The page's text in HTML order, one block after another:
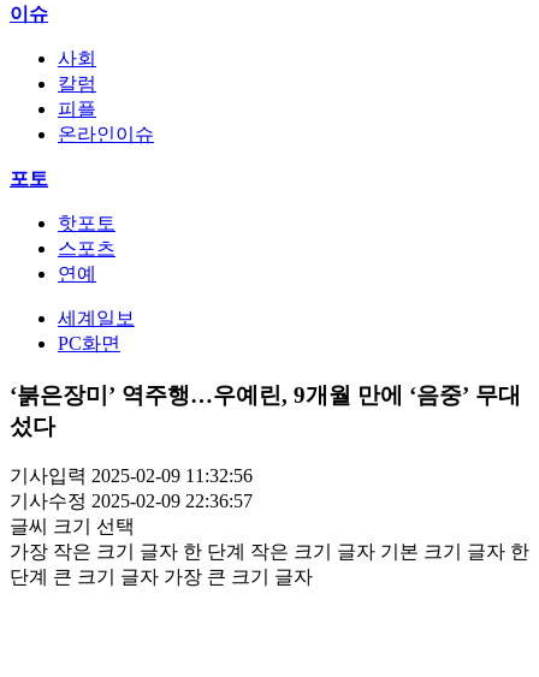
이슈
사회
칼럼
피플
온라인이슈
포토
핫포토
스포츠
연예
세계일보
PC화면
‘붉은장미’ 역주행…우예린, 9개월 만에 ‘음중’ 무대
섰다
기사입력 2025-02-09 11:32:56
기사수정 2025-02-09 22:36:57
글씨 크기 선택
가장 작은 크기 글자 한 단계 작은 크기 글자 기본 크기 글자 한
단계 큰 크기 글자 가장 큰 크기 글자